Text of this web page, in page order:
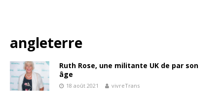
angleterre
Ruth Rose, une militante UK de par son
âge
18 août 2021 vivreTrans